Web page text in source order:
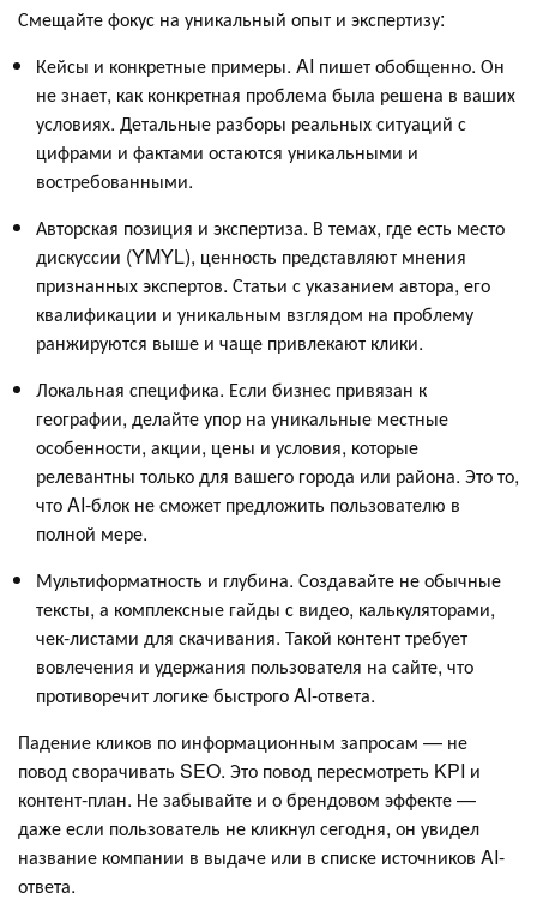
Смещайте фокус на уникальный опыт и экспертизу:
Кейсы и конкретные примеры. AI пишет обобщенно. Он
не знает, как конкретная проблема была решена в ваших
условиях. Детальные разборы реальных ситуаций с
цифрами и фактами остаются уникальными и
востребованными.
Авторская позиция и экспертиза. В темах, где есть место
дискуссии (YMYL), ценность представляют мнения
признанных экспертов. Статьи с указанием автора, его
квалификации и уникальным взглядом на проблему
ранжируются выше и чаще привлекают клики.
Локальная специфика. Если бизнес привязан к
географии, делайте упор на уникальные местные
особенности, акции, цены и условия, которые
релевантны только для вашего города или района. Это то,
что AI-блок не сможет предложить пользователю в
полной мере.
Мультиформатность и глубина. Создавайте не обычные
тексты, а комплексные гайды с видео, калькуляторами,
чек-листами для скачивания. Такой контент требует
вовлечения и удержания пользователя на сайте, что
противоречит логике быстрого AI-ответа.
Падение кликов по информационным запросам — не
повод сворачивать SEO. Это повод пересмотреть KPI и
контент-план. Не забывайте и о брендовом эффекте —
даже если пользователь не кликнул сегодня, он увидел
название компании в выдаче или в списке источников AI-
ответа.